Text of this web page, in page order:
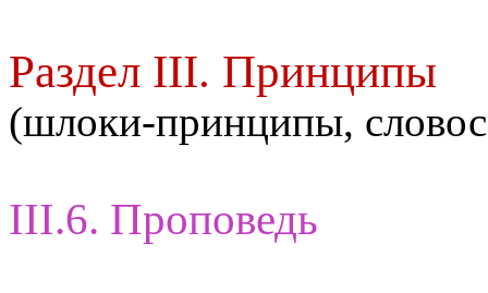
Раздел III. Принципы
(шлоки-принципы,
III.6. Проповедь